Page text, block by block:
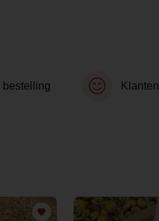
bestelling